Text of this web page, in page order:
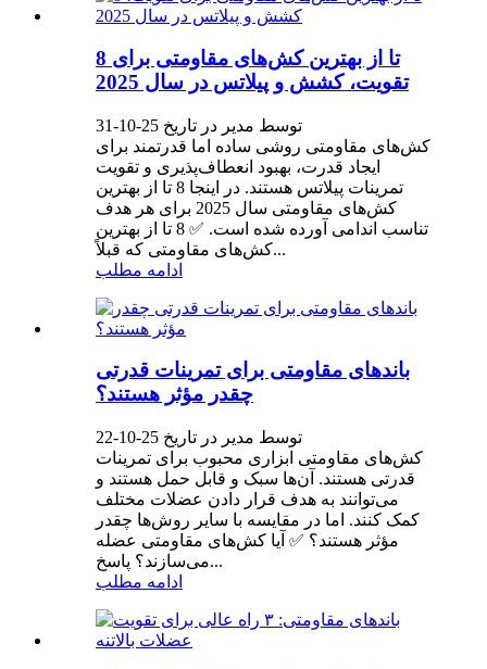
8 تا از بهترین کش‌های مقاومتی برای
تقویت، کشش و پیلاتس در سال 2025
توسط مدیر در تاریخ 25-10-31
کش‌های مقاومتی روشی ساده اما قدرتمند برای
ایجاد قدرت، بهبود انعطاف‌پذیری و تقویت
تمرینات پیلاتس هستند. در اینجا 8 تا از بهترین
کش‌های مقاومتی سال 2025 برای هر هدف
تناسب اندامی آورده شده است. ✅ 8 تا از بهترین
کش‌های مقاومتی که قبلاً...
ادامه مطلب
باندهای مقاومتی برای تمرینات قدرتی
چقدر مؤثر هستند؟
توسط مدیر در تاریخ 25-10-22
کش‌های مقاومتی ابزاری محبوب برای تمرینات
قدرتی هستند. آن‌ها سبک و قابل حمل هستند و
می‌توانند به هدف قرار دادن عضلات مختلف
کمک کنند. اما در مقایسه با سایر روش‌ها چقدر
مؤثر هستند؟ ✅ آیا کش‌های مقاومتی عضله
می‌سازند؟ پاسخ...
ادامه مطلب